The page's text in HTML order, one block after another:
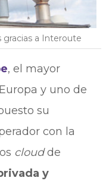
gracias a Interoute
, el mayor
y uno de
su
con la
cloudde
y